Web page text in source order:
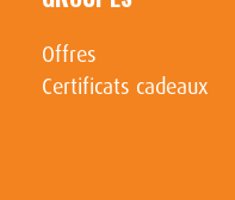
Offres
Certificats cadeaux